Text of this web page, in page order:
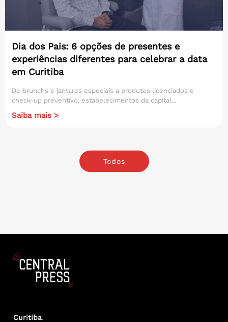
Dia dos Pais: 6 opções de presentes e
experiências diferentes para celebrar a data
em Curitiba
De brunchs e jantares especiais a produtos licenciados e
check-up preventivo, estabelecimentos da capital...
Saiba mais >
Todos
Curitiba.